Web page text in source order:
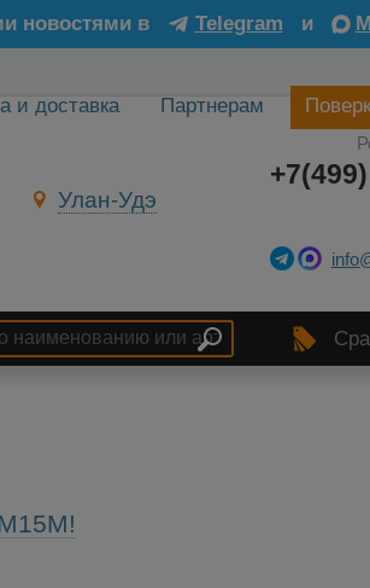
новостями в Telegram и
и доставка Партнерам
Улан-Удэ
М15М!